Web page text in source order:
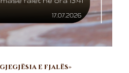
e fjalës»